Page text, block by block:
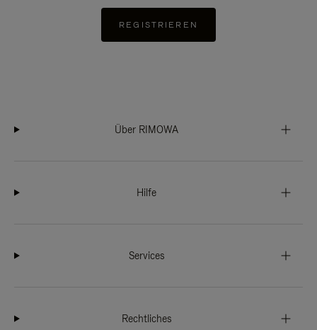
REGISTRIEREN
Über RIMOWA
Hilfe
Services
Rechtliches